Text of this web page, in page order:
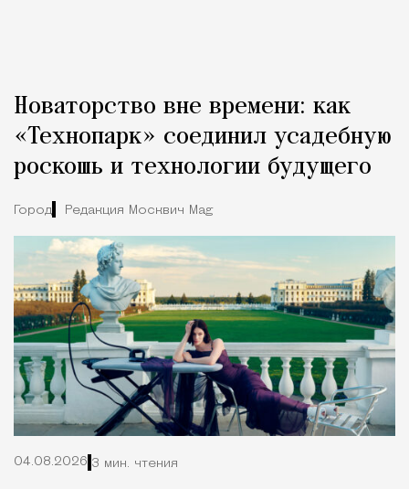
Новаторство вне времени: как
«Технопарк» соединил усадебную
роскошь и технологии будущего
Город Редакция Москвич Mag
04.08.2026 3 мин. чтения